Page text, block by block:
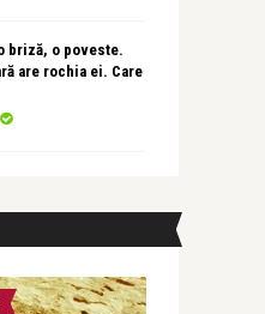
briză, o poveste.
are rochia ei. Care